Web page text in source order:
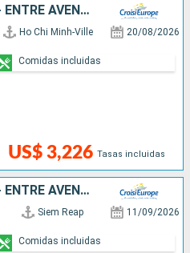
LE MÉKONG AUTREMENT - ENTRE AVENTURE ET SITES INCONTOURNABLES
Ho Chi Minh-Ville 20/08/2026
US$ 3,226 Tasas incluidas
Comidas incluidas
LE MÉKONG AUTREMENT - ENTRE AVENTURE ET SITES INCONTOURNABLES
Siem Reap 11/09/2026
Comidas incluidas